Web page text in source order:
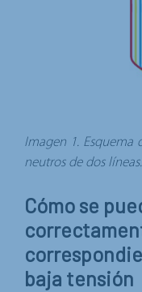
Imagen 1. Esquema
neutros de dos líneas.
Cómo se
baja tensión